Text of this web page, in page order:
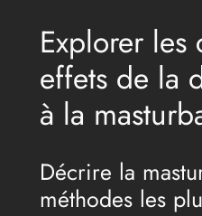
Explorer les
effets de la
à la
Décrire la
méthodes les